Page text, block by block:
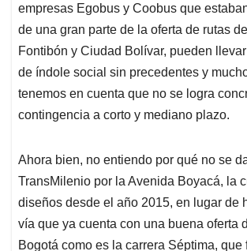
empresas Egobus y Coobus que
de una gran parte de la oferta de rutas
Fontibón y Ciudad Bolí­var, pueden
de í­ndole social sin precedentes y
tenemos en cuenta que no se logra
contingencia a corto y mediano plazo.
Ahora bien, no entiendo por qué no se
TransMilenio por la Avenida Boyacá, la
diseños desde el año 2015, en lugar de
vía que ya cuenta con una buena oferta
Bogotá como es la carrera Séptima, que